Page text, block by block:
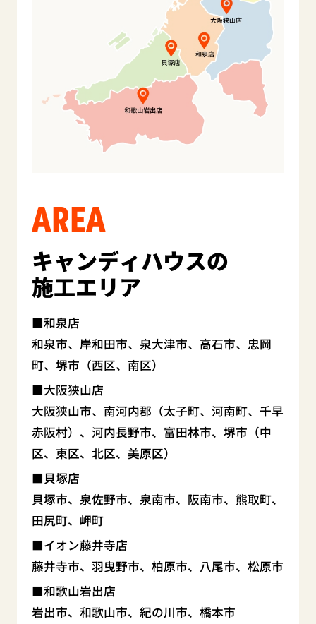
AREA
キャンディハウスの
施工エリア
和泉店
和泉市、岸和田市、泉大津市、高石市、忠岡
町、堺市（西区、南区）
大阪狭山店
大阪狭山市、南河内郡（太子町、河南町、千早
赤阪村）、河内長野市、富田林市、堺市（中
区、東区、北区、美原区）
貝塚店
貝塚市、泉佐野市、泉南市、阪南市、熊取町、
田尻町、岬町
イオン藤井寺店
藤井寺市、羽曳野市、柏原市、八尾市、松原市
和歌山岩出店
岩出市、和歌山市、紀の川市、橋本市